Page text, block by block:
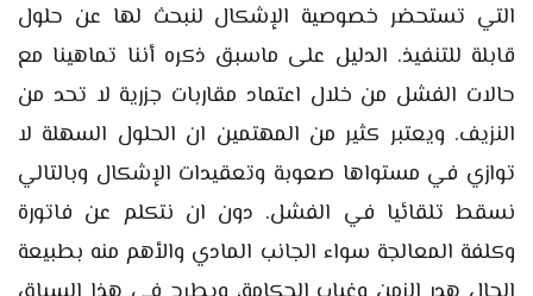
التي تستحضر خصوصية الإشكال لنبحث لها عن حلول
قابلة للتنفيذ. الدليل على ماسبق ذكره أننا تماهينا مع
حالات الفشل من خلال اعتماد مقاربات جزرية لا تحد من
النزيف. ويعتبر كثير من المهتمين ان الحلول السهلة لا
توازي في مستواها صعوبة وتعقيدات الإشكال وبالتالي
نسقط تلقائيا في الفشل. دون ان نتكلم عن فاتورة
وكلفة المعالجة سواء الجانب المادي والأهم منه بطبيعة